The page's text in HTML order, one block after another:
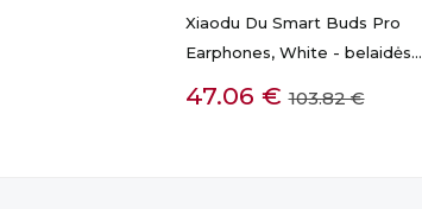
Xiaodu Du Smart Buds Pro
Earphones, White - belaidės...
Kaina
47.06 € Bazinė
103.82 €